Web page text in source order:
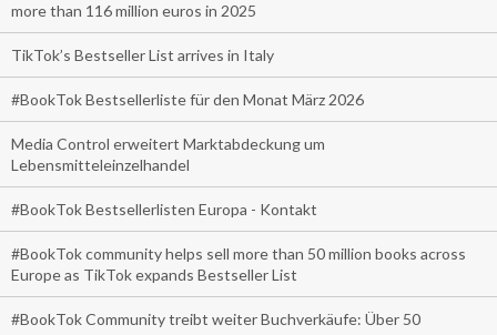
more than 116 million euros in 2025
TikTok’s Bestseller List arrives in Italy
#BookTok Bestsellerliste für den Monat März 2026
Media Control erweitert Marktabdeckung um
Lebensmitteleinzelhandel
#BookTok Bestsellerlisten Europa - Kontakt
#BookTok community helps sell more than 50 million books across
Europe as TikTok expands Bestseller List
#BookTok Community treibt weiter Buchverkäufe: Über 50